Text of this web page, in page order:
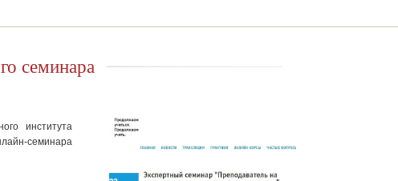
семинара
института
семинара